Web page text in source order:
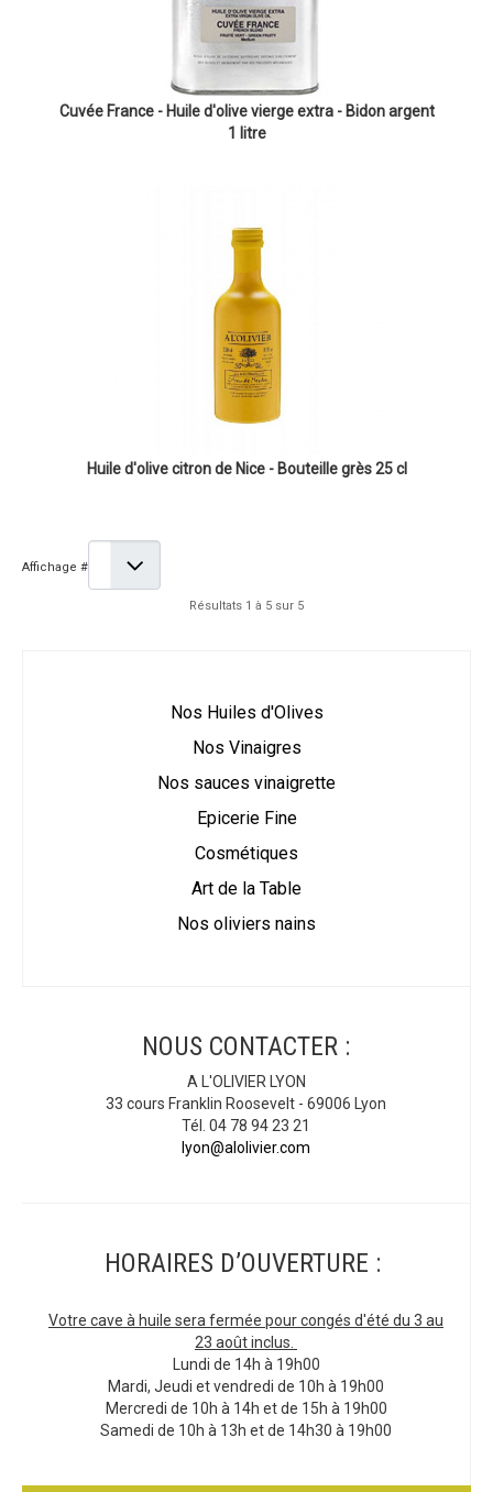
Cuvée France - Huile d'olive vierge extra - Bidon argent
1 litre
Huile d'olive citron de Nice - Bouteille grès 25 cl
Affichage #
Résultats 1 à 5 sur 5
Nos Huiles d'Olives
Nos Vinaigres
Nos sauces vinaigrette
Epicerie Fine
Cosmétiques
Art de la Table
Nos oliviers nains
NOUS CONTACTER :
A L'OLIVIER LYON
33 cours Franklin Roosevelt - 69006 Lyon
Tél. 04 78 94 23 21
lyon@alolivier.com
HORAIRES D’OUVERTURE :
Votre cave à huile sera fermée pour congés d'été du 3 au
23 août inclus.
Lundi de 14h à 19h00
Mardi, Jeudi et vendredi de 10h à 19h00
Mercredi de 10h à 14h et de 15h à 19h00
Samedi de 10h à 13h et de 14h30 à 19h00